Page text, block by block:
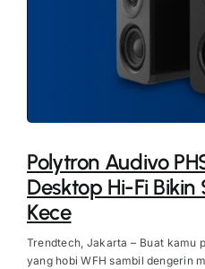
Polytron Audivo
Desktop Hi-Fi
Kece
Trendtech, Jakarta – Buat kamu
yang hobi WFH sambil dengerin